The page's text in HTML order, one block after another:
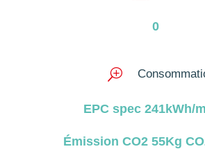
0
T
EPC spec 241kWh/
Émission CO2 55Kg